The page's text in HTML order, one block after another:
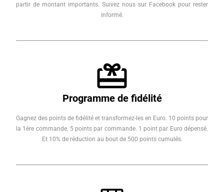
partir de montant importants. Suivez nous sur Facebook pour rester
informé.
Programme de fidélité
Gagnez des points de fidélité et transformez-les en Euro. 10 points pour
la 1ère commande. 5 points par commande. 1 point par Euro dépensé.
Et 10% de réduction au bout de 500 points cumulés.